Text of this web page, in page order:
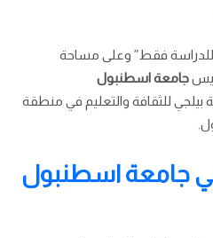
للدراسة فقط” وعلى مساحة
جامعة اسطنبول
للثقافة والتعليم في منطقة
جامعة اسطنبول